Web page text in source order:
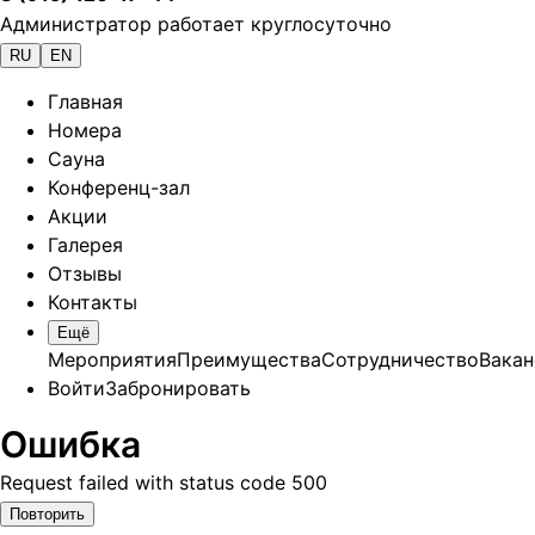
Администратор работает круглосуточно
RU EN
Главная
Номера
Сауна
Конференц-зал
Акции
Галерея
Отзывы
Контакты
Ещё
МероприятияПреимуществаСотрудничество
ВойтиЗабронировать
Ошибка
Request failed with status code 500
Повторить